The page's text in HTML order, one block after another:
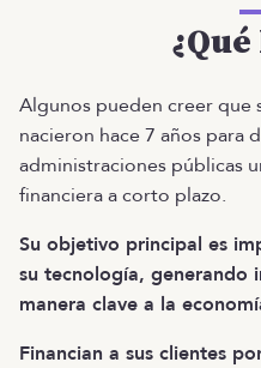
Algunos pueden creer que
nacieron hace 7 años para
administraciones públicas
financiera a corto plazo.
Su objetivo principal es
su tecnología, generando
manera clave a la
Financian a sus clientes